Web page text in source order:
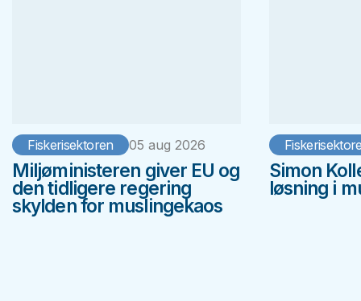
Fiskerisektoren 05 aug 2026
Miljøministeren giver EU og
den tidligere regering
skylden for muslingekaos
Simon
løsning i